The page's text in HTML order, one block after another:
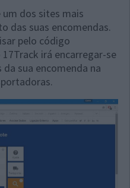
dos sites mais
das suas encomendas.
pelo código
irá encarregar-se
sua encomenda na